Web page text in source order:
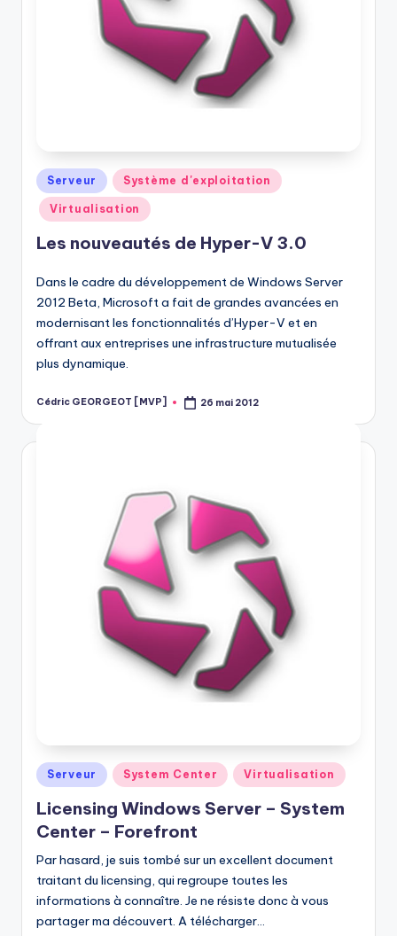
Posted
in
Serveur Système d'exploitation
Virtualisation
Les nouveautés de Hyper-V 3.0
Dans le cadre du développement de Windows Server
2012 Beta, Microsoft a fait de grandes avancées en
modernisant les fonctionnalités d’Hyper-V et en
offrant aux entreprises une infrastructure mutualisée
plus dynamique.
Posted
Cédric GEORGEOT [MVP] 26 mai 2012
Posted
Serveur System Center Virtualisation
Licensing Windows Server – System
Center – Forefront
Par hasard, je suis tombé sur un excellent document
traitant du licensing, qui regroupe toutes les
informations à connaître. Je ne résiste donc à vous
partager ma découvert. A télécharger…